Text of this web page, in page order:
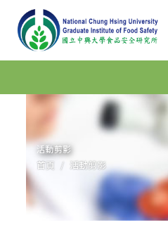
活動剪影
首頁 活動剪影